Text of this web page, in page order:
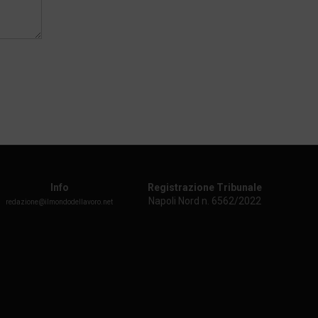
Info
redazione@ilmondodellavoro.net
Registrazione Tribunale
Napoli Nord n. 6562/2022